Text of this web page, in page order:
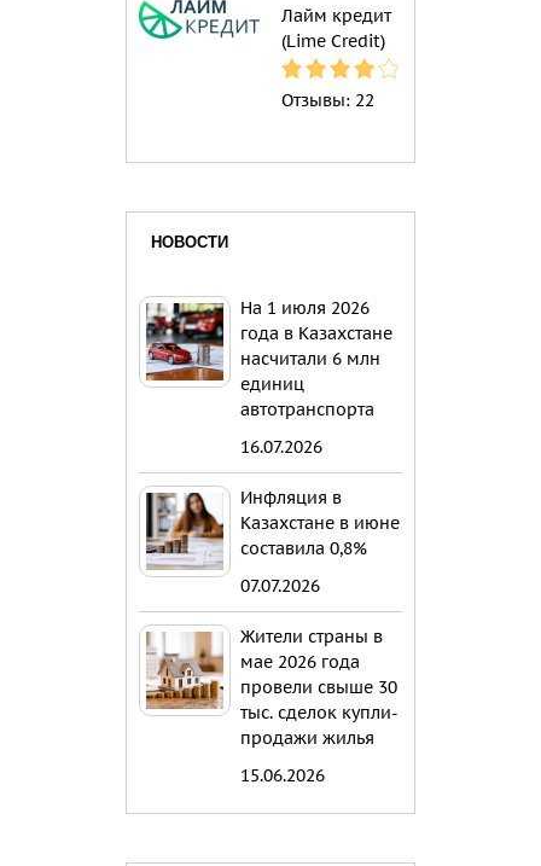
Лайм кредит
(Lime Credit)
Отзывы: 22
НОВОСТИ
На 1 июля 2026
года в Казахстане
насчитали 6 млн
единиц
автотранспорта
16.07.2026
Инфляция в
Казахстане в июне
составила 0,8%
07.07.2026
Жители страны в
мае 2026 года
провели свыше 30
тыс. сделок купли-
продажи жилья
15.06.2026